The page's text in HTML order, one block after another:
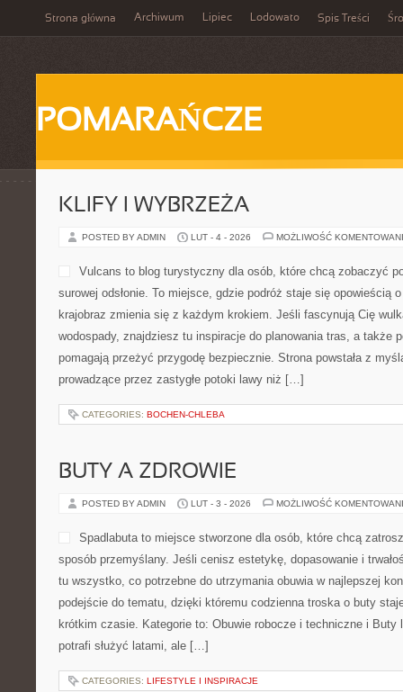
Strona główna Archiwum Lipiec Lodowato Spis Treści
POMARAŃCZE
KLIFY I WYBRZEŻA
POSTED BY ADMIN LUT - 4 - 2026 MOŻLIWOŚĆ
Vulcans to blog turystyczny dla osób, które chcą zobaczyć
surowej odsłonie. To miejsce, gdzie podróż staje się opowieścią
krajobraz zmienia się z każdym krokiem. Jeśli fascynują Cię
wodospady, znajdziesz tu inspiracje do planowania tras, a także
pomagają przeżyć przygodę bezpiecznie. Strona powstała z
prowadzące przez zastygłe potoki lawy niż […]
CATEGORIES: BOCHEN-CHLEBA
BUTY A ZDROWIE
POSTED BY ADMIN LUT - 3 - 2026 MOŻLIWOŚĆ
Spadlabuta to miejsce stworzone dla osób, które chcą
sposób przemyślany. Jeśli cenisz estetykę, dopasowanie i
tu wszystko, co potrzebne do utrzymania obuwia w najlepszej
podejście do tematu, dzięki któremu codzienna troska o buty
krótkim czasie. Kategorie to: Obuwie robocze i techniczne i Buty
potrafi służyć latami, ale […]
CATEGORIES: LIFESTYLE I INSPIRACJE